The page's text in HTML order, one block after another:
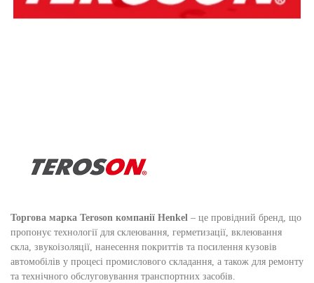
Торгова марка Teroson компанії Henkel – це провідний бренд, що
пропонує технології для склеювання, герметизації, вклеювання
скла, звукоізоляції, нанесення покриттів та посилення кузовів
автомобілів у процесі промислового складання, а також для ремонту
та технічного обслуговування транспортних засобів.